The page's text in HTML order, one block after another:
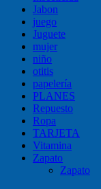
Jabon
juego
Juguete
mujer
niño
otitis
papelería
PLANES
Repuesto
Ropa
TARJETA
Vitamina
Zapato
Zapato